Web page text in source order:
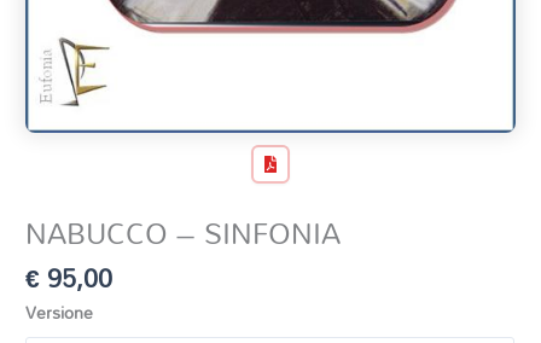
NABUCCO – SINFONIA
€95,00
Versione